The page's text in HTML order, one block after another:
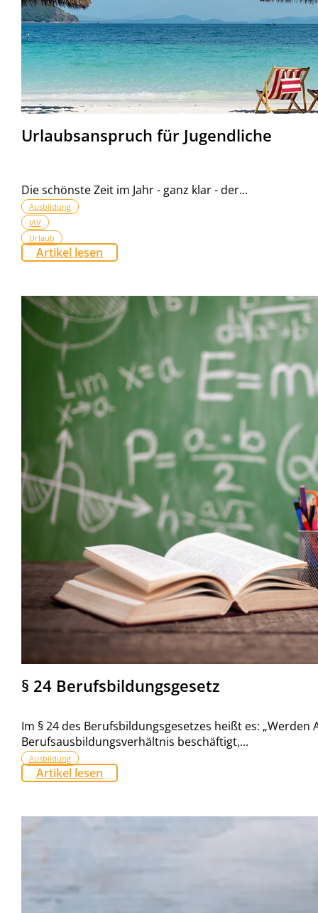
Urlaubsanspruch für Jugendliche
Die schönste Zeit im Jahr - ganz klar - der...
Ausbildung
JAV
Urlaub
Artikel lesen
§ 24 Berufsbildungsgesetz
Im § 24 des Berufsbildungsgesetzes heißt es:
Berufsausbildungsverhältnis beschäftigt,...
Ausbildung
Artikel lesen